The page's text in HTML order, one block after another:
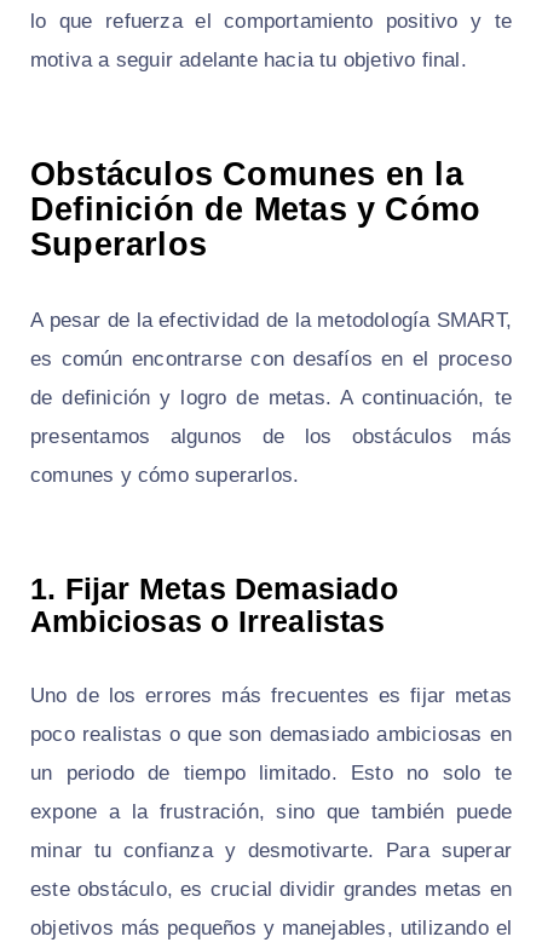
lo que refuerza el comportamiento positivo y te
motiva a seguir adelante hacia tu objetivo final.
Obstáculos Comunes en la
Definición de Metas y Cómo
Superarlos
A pesar de la efectividad de la metodología SMART,
es común encontrarse con desafíos en el proceso
de definición y logro de metas. A continuación, te
presentamos algunos de los obstáculos más
comunes y cómo superarlos.
1. Fijar Metas Demasiado
Ambiciosas o Irrealistas
Uno de los errores más frecuentes es fijar metas
poco realistas o que son demasiado ambiciosas en
un periodo de tiempo limitado. Esto no solo te
expone a la frustración, sino que también puede
minar tu confianza y desmotivarte. Para superar
este obstáculo, es crucial dividir grandes metas en
objetivos más pequeños y manejables, utilizando el